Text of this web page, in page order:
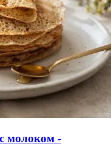
молоком -